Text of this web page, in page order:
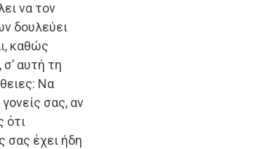
να τον
δουλεύει
καθώς
αυτή τη
Να
σας, αν
ότι
σας έχει ήδη